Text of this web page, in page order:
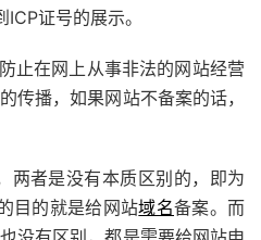
证号的展示。
止在网上从事非法的网站经营
传播，如果网站不备案的话，
两者是没有本质区别的，即为
目的就是给网站域名备案。而